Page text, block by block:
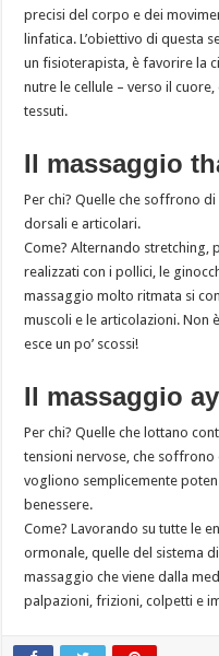
precisi del corpo e dei
linfatica. L’obiettivo di questa
un fisioterapista, è favorire la
nutre le cellule – verso il
tessuti.
Il massaggio
Per chi? Quelle che soffrono
dorsali e articolari.
Come? Alternando stretching,
realizzati con i pollici, le
massaggio molto ritmata si
muscoli e le articolazioni. Non
esce un po’ scossi!
Il massaggio
Per chi? Quelle che lottano
tensioni nervose, che soffrono
vogliono semplicemente
benessere.
Come? Lavorando su tutte le
ormonale, quelle del sistema
massaggio che viene dalla
palpazioni, frizioni, colpetti e